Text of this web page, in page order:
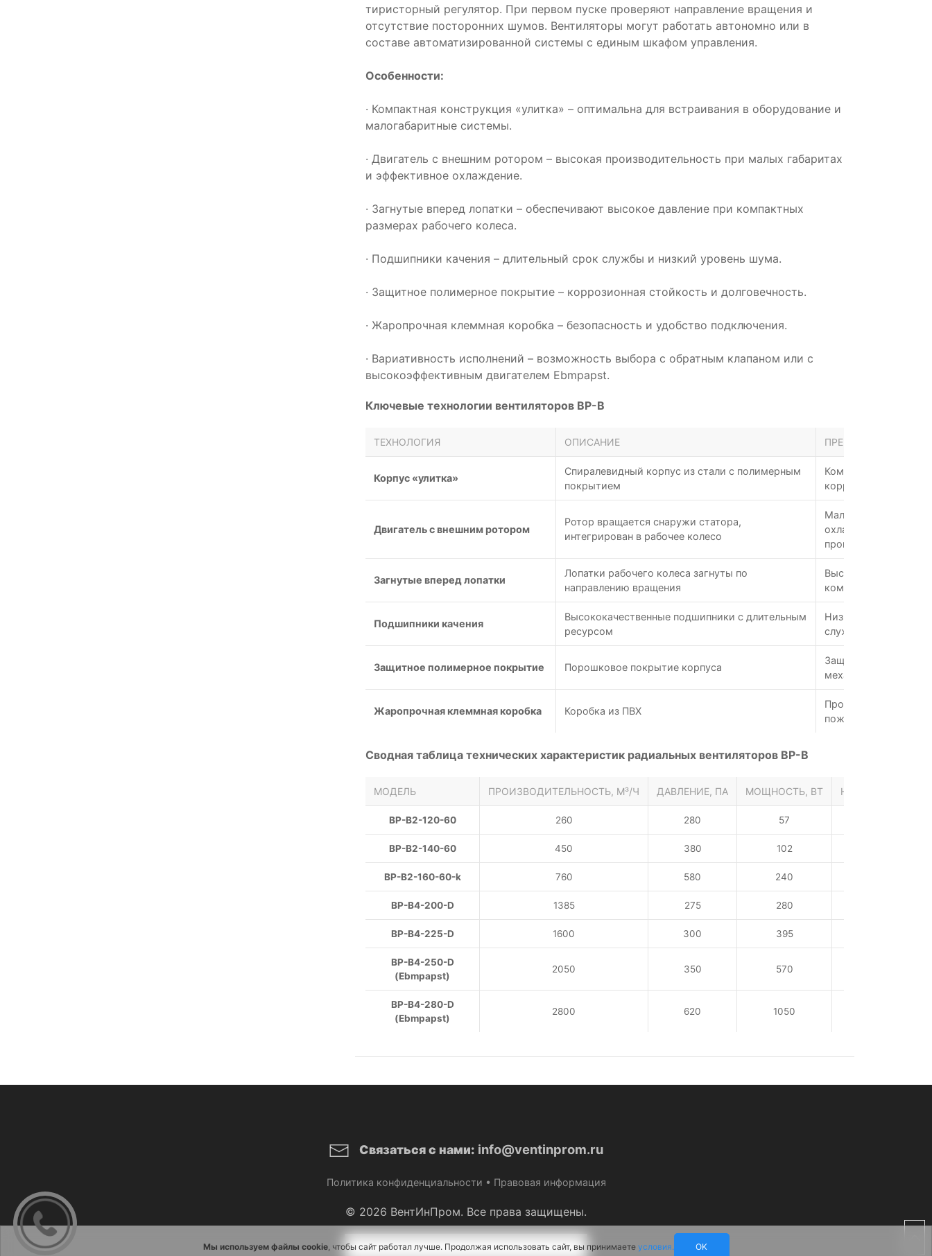
тиристорный регулятор. При первом пуске проверяют направление вращения и
отсутствие посторонних шумов. Вентиляторы могут работать автономно или в
составе автоматизированной системы с единым шкафом управления.
Особенности:
· Компактная конструкция «улитка» – оптимальна для встраивания в оборудование и
малогабаритные системы.
· Двигатель с внешним ротором – высокая производительность при малых габаритах
и эффективное охлаждение.
· Загнутые вперед лопатки – обеспечивают высокое давление при компактных
размерах рабочего колеса.
· Подшипники качения – длительный срок службы и низкий уровень шума.
· Защитное полимерное покрытие – коррозионная стойкость и долговечность.
· Жаропрочная клеммная коробка – безопасность и удобство подключения.
· Вариативность исполнений – возможность выбора с обратным клапаном или с
высокоэффективным двигателем Ebmpapst.
Ключевые технологии вентиляторов ВР-В
ТЕХНОЛОГИЯ ОПИСАНИЕ ПРЕИМУЩЕСТВА
Корпус «улитка»
Спиралевидный корпус из стали с полимерным
покрытием
Компактность;
коррозионная
Двигатель с внешним ротором
Ротор вращается снаружи статора,
интегрирован в рабочее колесо
Малые габариты;
охлаждение; высокая
производительность
Загнутые вперед лопатки
Лопатки рабочего колеса загнуты по
направлению вращения
Высокое давление
компактность
Подшипники качения
Высококачественные подшипники с длительным
ресурсом
Низкий уровень
службы
Защитное полимерное покрытие Порошковое покрытие корпуса
Защита от коррозии;
механическим
Жаропрочная клеммная коробка Коробка из ПВХ
Простота
пожаробезопасность
Сводная таблица технических характеристик радиальных вентиляторов ВР-В
МОДЕЛЬ ПРОИЗВОДИТЕЛЬНОСТЬ, М³/Ч ДАВЛЕНИЕ, ПА МОЩНОСТЬ, ВТ НАПРЯЖЕНИЕ, В
ВР-В2-120-60 260 280 57
ВР-В2-140-60 450 380 102
ВР-В2-160-60-k 760 580 240
ВР-В4-200-D 1385 275 280
ВР-В4-225-D 1600 300 395
ВР-В4-250-D
(Ebmpapst)
2050 350 570
ВР-В4-280-D
(Ebmpapst)
2800 620 1050
Связаться с нами: info@ventinprom.ru
Политика конфиденциальности • Правовая информация
© 2026 ВентИнПром. Все права защищены.
Мы используем файлы cookie, чтобы сайт работал лучше. Продолжая использовать сайт, вы принимаете условия. OK